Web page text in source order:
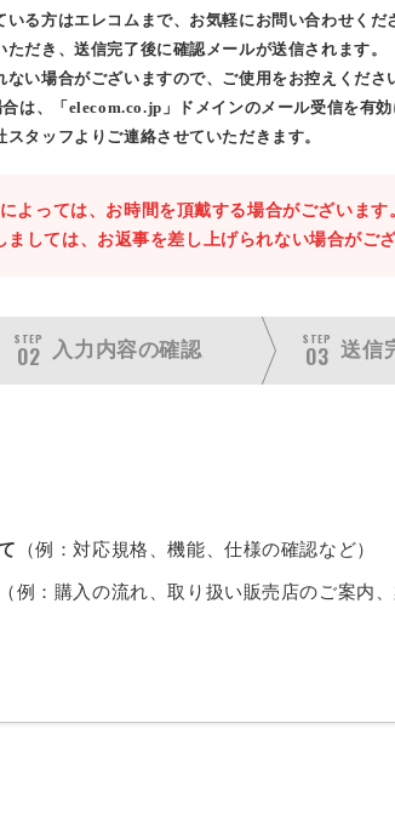
いる方はエレコムまで、お気軽にお問い合わせくだ
ただき、送信完了後に確認メールが送信されます。
い場合がございますので、ご使用をお控えくださ
は、「elecom.co.jp」ドメインのメール受信を有効
スタッフよりご連絡させていただきます。
よっては、お時間を頂戴する場合がございます
しては、お返事を差し上げられない場合がござ
STEP
02 入力内容の確認
STEP
03 送信
（例：対応規格、機能、仕様の確認など）
（例：購入の流れ、取り扱い販売店のご案内